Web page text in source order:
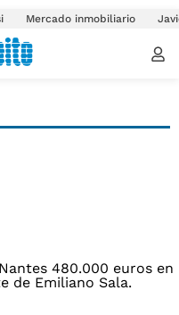
Mercado inmobiliario